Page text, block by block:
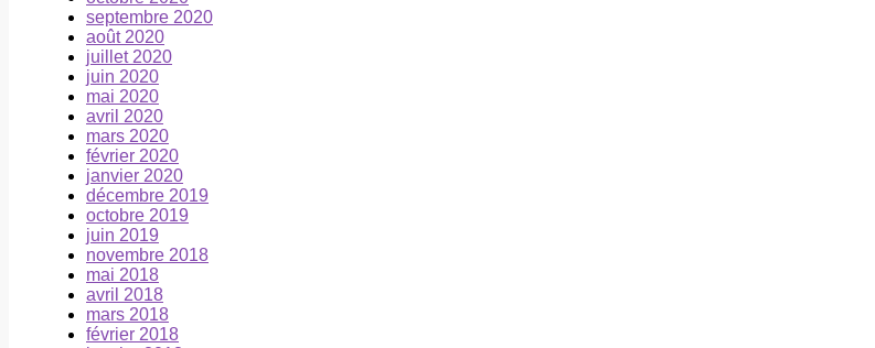
septembre 2020
août 2020
juillet 2020
juin 2020
mai 2020
avril 2020
mars 2020
février 2020
janvier 2020
décembre 2019
octobre 2019
juin 2019
novembre 2018
mai 2018
avril 2018
mars 2018
février 2018